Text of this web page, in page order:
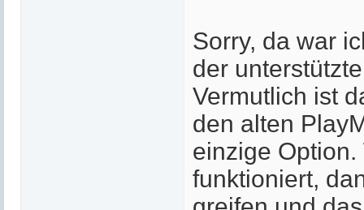
Sorry, da war
der
Vermutlich ist
den alten
einzige
funktioniert,